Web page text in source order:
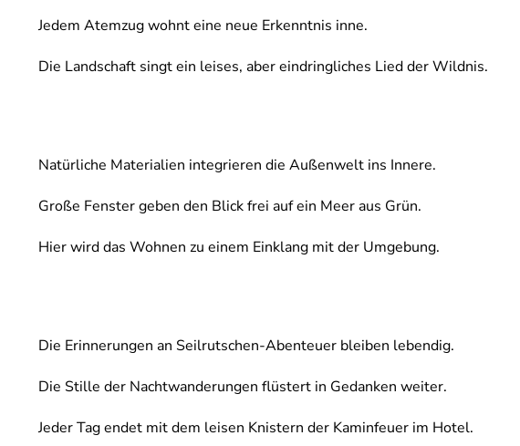
Jedem Atemzug wohnt eine neue Erkenntnis inne.
Die Landschaft singt ein leises, aber eindringliches Lied der Wildnis.
Natürliche Materialien integrieren die Außenwelt ins Innere.
Große Fenster geben den Blick frei auf ein Meer aus Grün.
Hier wird das Wohnen zu einem Einklang mit der Umgebung.
Die Erinnerungen an Seilrutschen-Abenteuer bleiben lebendig.
Die Stille der Nachtwanderungen flüstert in Gedanken weiter.
Jeder Tag endet mit dem leisen Knistern der Kaminfeuer im Hotel.